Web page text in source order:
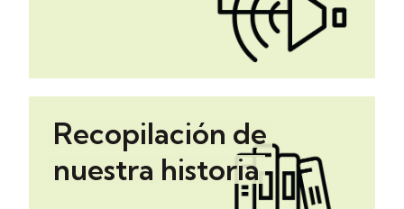
Recopilación de
nuestra historia